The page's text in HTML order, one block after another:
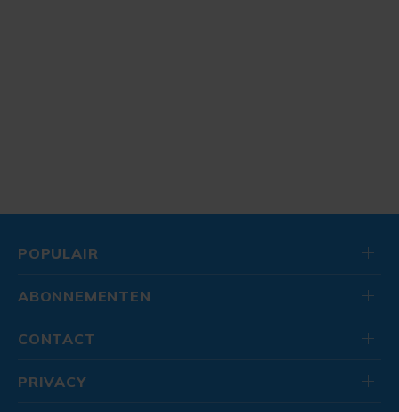
POPULAIR
ABONNEMENTEN
CONTACT
PRIVACY